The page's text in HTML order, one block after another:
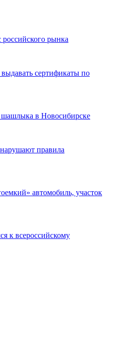
рынка
сертификаты по
шашлыка в Новосибирске
правила
автомобиль, участок
к всероссийскому